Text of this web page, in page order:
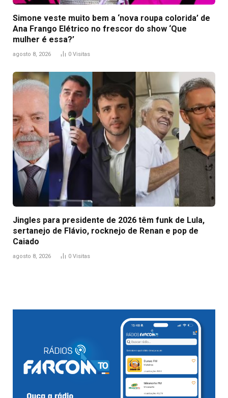
Simone veste muito bem a ‘nova roupa colorida’ de
Ana Frango Elétrico no frescor do show ‘Que
mulher é essa?’
agosto 8, 2026 0 Visitas
Jingles para presidente de 2026 têm funk de Lula,
sertanejo de Flávio, rocknejo de Renan e pop de
Caiado
agosto 8, 2026 0 Visitas